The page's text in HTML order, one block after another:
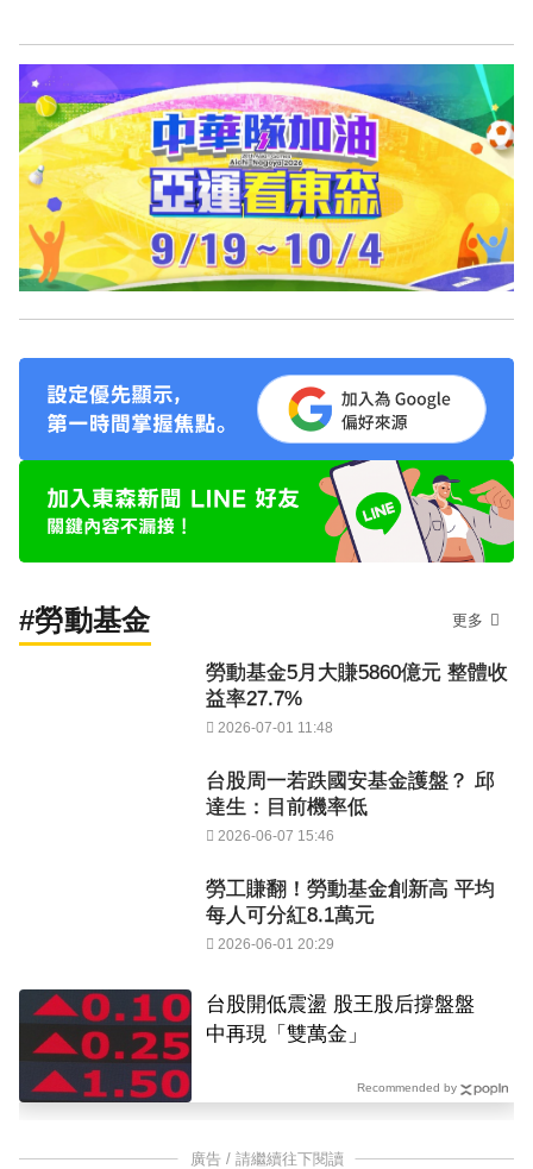
#勞動基金 更多
勞動基金5月大賺5860億元 整體收
益率27.7%
2026-07-01 11:48
台股周一若跌國安基金護盤？ 邱
達生：目前機率低
2026-06-07 15:46
勞工賺翻！勞動基金創新高 平均
每人可分紅8.1萬元
2026-06-01 20:29
台股開低震盪 股王股后撐盤盤
中再現「雙萬金」
Recommended by
廣告 / 請繼續往下閱讀